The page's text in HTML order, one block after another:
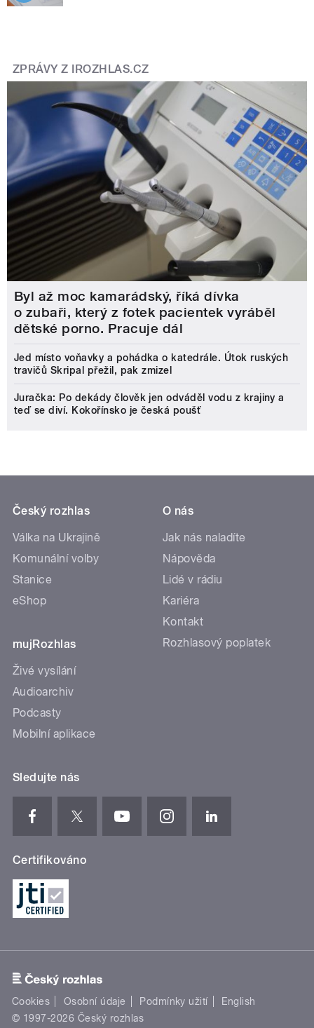
ZPRÁVY Z IROZHLAS.CZ
Byl až moc kamarádský, říká dívka
o zubaři, který z fotek pacientek vyráběl
dětské porno. Pracuje dál
Jed místo voňavky a pohádka o katedrále. Útok ruských
travičů Skripal přežil, pak zmizel
Juračka: Po dekády člověk jen odváděl vodu z krajiny a
teď se diví. Kokořínsko je česká poušť
Český rozhlas
Válka na Ukrajině
Komunální volby
Stanice
eShop
mujRozhlas
Živé vysílání
Audioarchiv
Podcasty
Mobilní aplikace
O nás
Jak nás naladíte
Nápověda
Lidé v rádiu
Kariéra
Kontakt
Rozhlasový poplatek
Sledujte nás
Certifikováno
Cookies Osobní údaje Podmínky užití
English
© 1997-2026 Český rozhlas